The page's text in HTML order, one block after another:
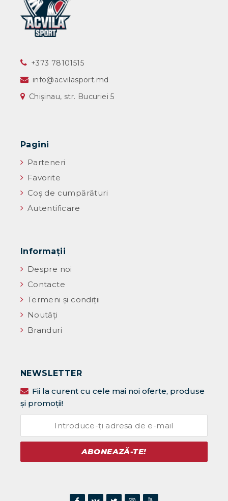
‎+373 78101515
info@acvilasport.md
Chișinau, str. Bucuriei 5
Pagini
Parteneri
Favorite
Coș de cumpărături
Autentificare
Informaţii
Despre noi
Contacte
Termeni și condiții
Noutăţi
Branduri
NEWSLETTER
Fii la curent cu cele mai noi oferte, produse
și promoții!
ABONEAZĂ-TE!